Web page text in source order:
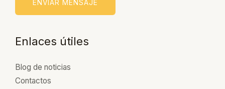
r
ENVIAR MENSAJE
Enlaces útiles
Blog de noticias
Contactos